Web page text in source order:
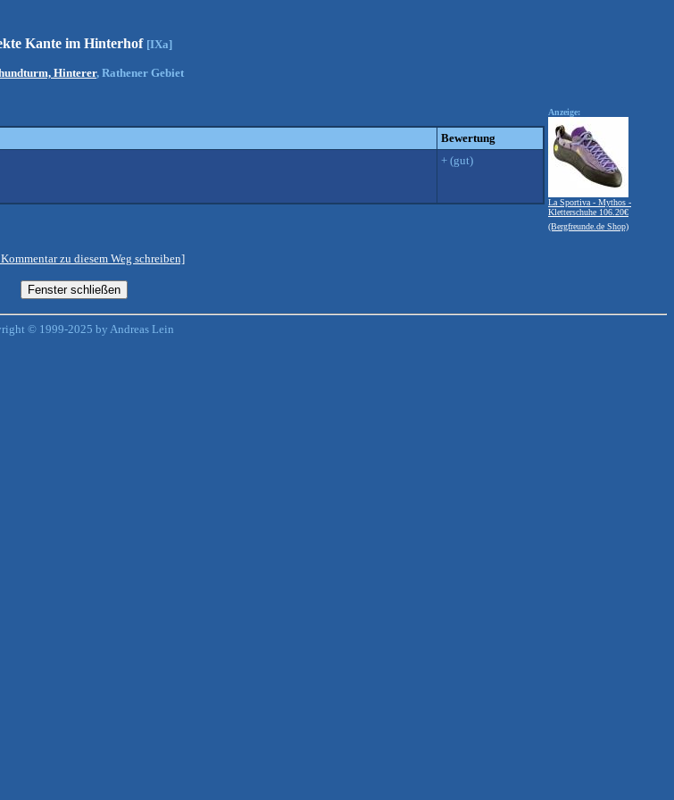
Kante im Hinterhof [IXa]
Hinterer, Rathener Gebiet
Bewertung
+ (gut)
Anzeige:
La Sportiva - Mythos -
Kletterschuhe 106.20€
(Bergfreunde.de Shop)
zu diesem Weg schreiben]
© 1999-2025 by Andreas Lein